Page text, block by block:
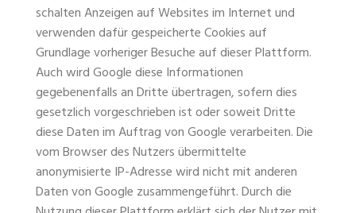
schalten Anzeigen auf Websites im Internet und
verwenden dafür gespeicherte Cookies auf
Grundlage vorheriger Besuche auf dieser Plattform.
Auch wird Google diese Informationen
gegebenenfalls an Dritte übertragen, sofern dies
gesetzlich vorgeschrieben ist oder soweit Dritte
diese Daten im Auftrag von Google verarbeiten. Die
vom Browser des Nutzers übermittelte
anonymisierte IP-Adresse wird nicht mit anderen
Daten von Google zusammengeführt. Durch die